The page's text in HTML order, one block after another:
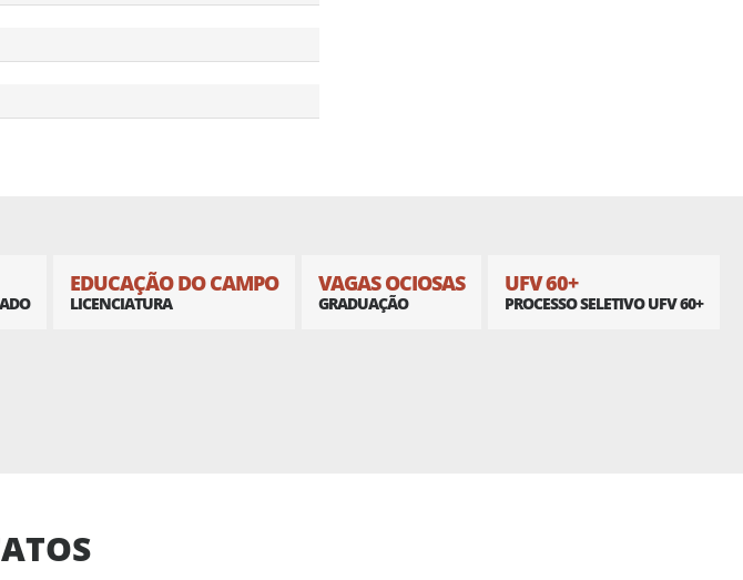
EDUCAÇÃO DO CAMPO
LICENCIATURA
VAGAS OCIOSAS
GRADUAÇÃO
UFV 60+
PROCESSO SELETIVO UFV 60+